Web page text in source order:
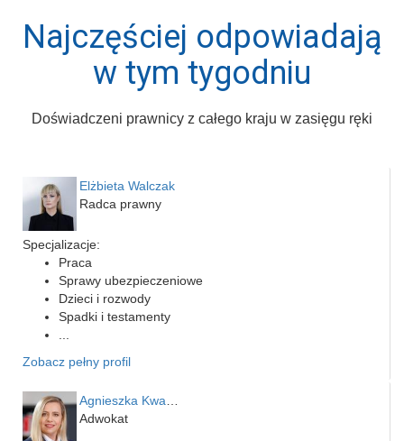
Najczęściej odpowiadają
w tym tygodniu
Doświadczeni prawnicy z całego kraju w zasięgu ręki
Elżbieta Walczak
Radca prawny
Specjalizacje:
Praca
Sprawy ubezpieczeniowe
Dzieci i rozwody
Spadki i testamenty
Zobacz pełny profil
Adwokat